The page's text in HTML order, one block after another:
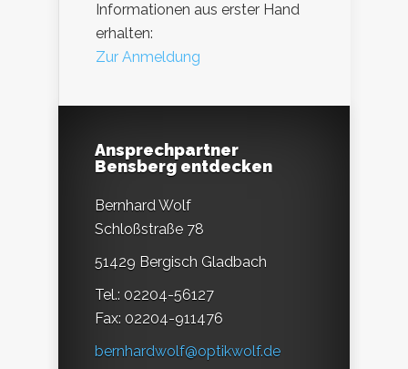
Informationen aus erster Hand
erhalten:
Zur Anmeldung
Ansprechpartner
Bensberg entdecken
Bernhard Wolf
Schloßstraße 78
51429 Bergisch Gladbach
Tel.: 02204-56127
Fax: 02204-911476
bernhardwolf@optikwolf.de